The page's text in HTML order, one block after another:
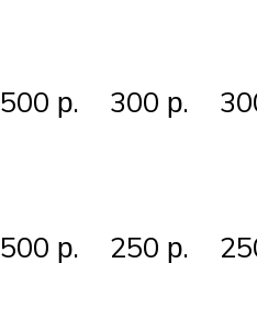
500 р. 300 р.
500 р. 250 р.